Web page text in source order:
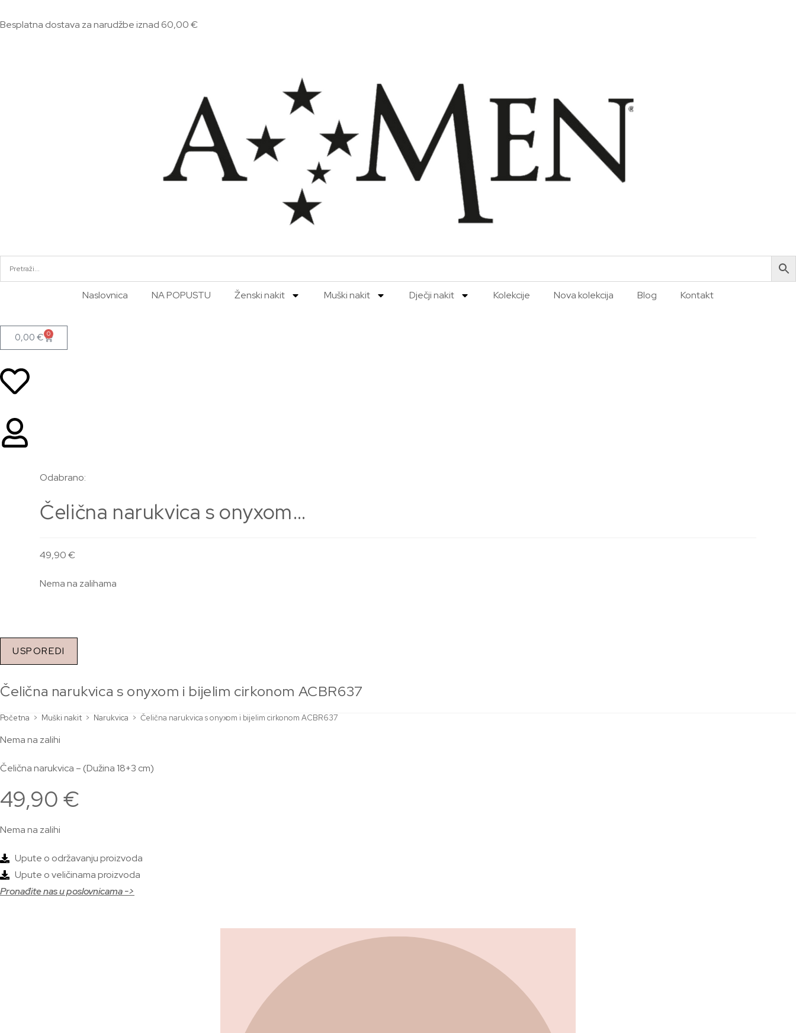
Besplatna dostava za narudžbe iznad 60,00 €
Naslovnica NA POPUSTU Ženski nakit Muški nakit Dječji nakit Kolekcije Nova kolekcija Blog Kontakt
0,00 € 0
Odabrano:
Čelična narukvica s onyxom…
49,90€
Nema na zalihama
USPOREDI
Čelična narukvica s onyxom i bijelim cirkonom ACBR637
Početna > Muški nakit > Narukvica > Čelična narukvica s onyxom i bijelim cirkonom ACBR637
Nema na zalihi
Čelična narukvica – (Dužina 18+3 cm)
49,90 €
Nema na zalihi
Upute o održavanju proizvoda
Upute o veličinama proizvoda
Pronađite nas u poslovnicama ->